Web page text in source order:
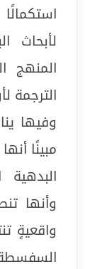
لأبحاث
المنهج
الترجمة
وفيها
مبينًا
وأنها
واقعيةٍ